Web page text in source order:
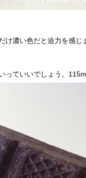
濃い色だと迫力を感じ
ていいでしょう。